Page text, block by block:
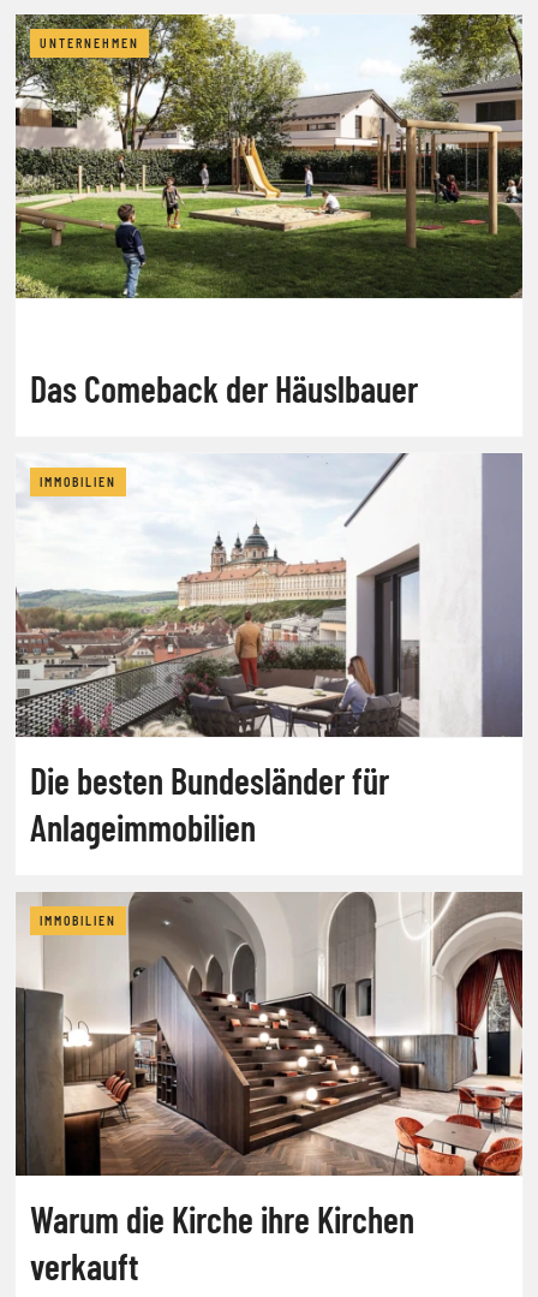
UNTERNEHMEN
Das Comeback der Häuslbauer
IMMOBILIEN
Die besten Bundesländer für
Anlageimmobilien
IMMOBILIEN
Warum die Kirche ihre Kirchen
verkauft